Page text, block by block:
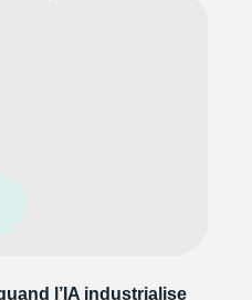
l’IA industrialise